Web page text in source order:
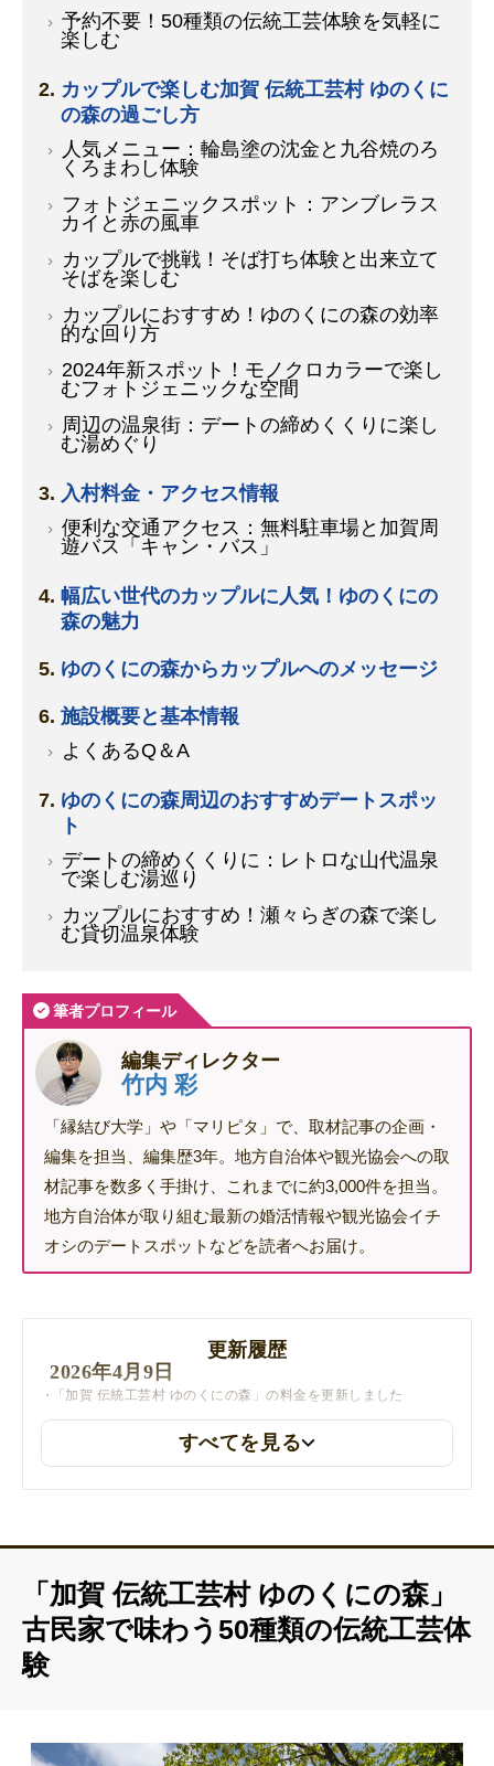
予約不要！50種類の伝統工芸体験を気軽に
楽しむ
カップルで楽しむ加賀 伝統工芸村 ゆのくに
の森の過ごし方
人気メニュー：輪島塗の沈金と九谷焼のろ
くろまわし体験
フォトジェニックスポット：アンブレラス
カイと赤の風車
カップルで挑戦！そば打ち体験と出来立て
そばを楽しむ
カップルにおすすめ！ゆのくにの森の効率
的な回り方
2024年新スポット！モノクロカラーで楽し
むフォトジェニックな空間
周辺の温泉街：デートの締めくくりに楽し
む湯めぐり
入村料金・アクセス情報
便利な交通アクセス：無料駐車場と加賀周
遊バス「キャン・バス」
幅広い世代のカップルに人気！ゆのくにの
森の魅力
ゆのくにの森からカップルへのメッセージ
施設概要と基本情報
よくあるQ＆A
ゆのくにの森周辺のおすすめデートスポッ
ト
デートの締めくくりに：レトロな山代温泉
で楽しむ湯巡り
カップルにおすすめ！瀬々らぎの森で楽し
む貸切温泉体験
筆者プロフィール
編集ディレクター
竹内 彩
「縁結び大学」や「マリピタ」で、取材記事の企画・
編集を担当、編集歴3年。地方自治体や観光協会への取
材記事を数多く手掛け、これまでに約3,000件を担当。
地方自治体が取り組む最新の婚活情報や観光協会イチ
オシのデートスポットなどを読者へお届け。
更新履歴
2026年4月9日
「加賀 伝統工芸村 ゆのくにの森」の料金を更新しました
すべてを見る
「加賀 伝統工芸村 ゆのくにの森」
古民家で味わう50種類の伝統工芸体
験